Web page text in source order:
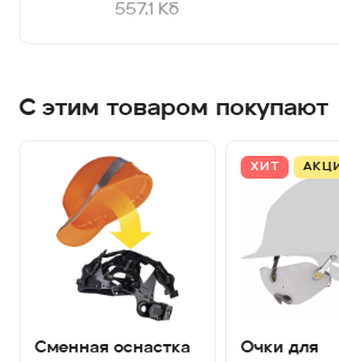
557,1 Кб
С этим товаром покупают
Сменная оснастка
ХИТ
Очки для